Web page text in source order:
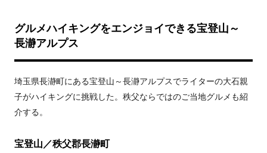
グルメハイキングをエンジョイできる宝登山～
長瀞アルプス
埼玉県長瀞町にある宝登山～長瀞アルプスでライターの大石親
子がハイキングに挑戦した。秩父ならではのご当地グルメも紹
介する。
宝登山／秩父郡長瀞町